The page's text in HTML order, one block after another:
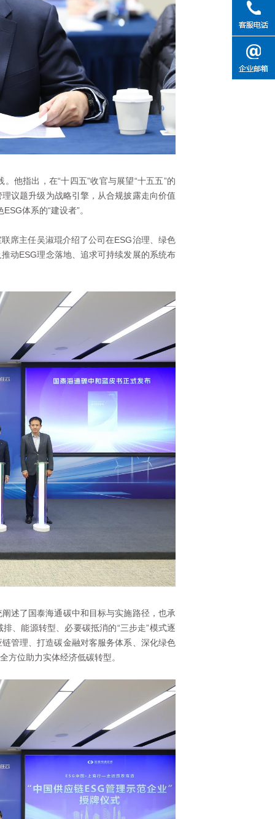
他指出，在“十四五”收官与展望“十五五”的
议题升级为战略引擎，从合规披露走向价值
体系的“建设者”。
席主任吴淑琨介绍了公司在ESG治理、绿色
动ESG理念落地、追求可持续发展的系统布
述了国泰海通碳中和目标与实施路径，也承
、能源转型、必要碳抵消的“三步走”模式逐
管理、打造碳金融对客服务体系、深化绿色
方位助力实体经济低碳转型。